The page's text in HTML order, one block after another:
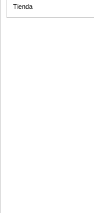
Tienda